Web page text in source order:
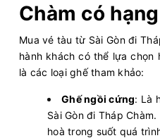
Chàm có
Mua vé tàu từ Sài Gòn đi
hành khách có thể lựa chọn
là các loại ghế tham khảo:
Ghế ngồi cứng: Là
Sài Gòn đi Tháp
hoà trong suốt quá